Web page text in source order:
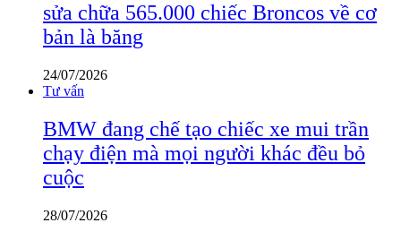
sửa chữa 565.000 chiếc Broncos về cơ
bản là băng
24/07/2026
Tư vấn
BMW đang chế tạo chiếc xe mui trần
chạy điện mà mọi người khác đều bỏ
cuộc
28/07/2026